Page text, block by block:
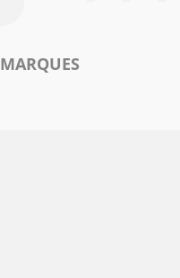
MARQUES